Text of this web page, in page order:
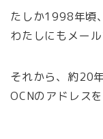
たしか1998年頃、
わたしにもメー
それから、約20
OCNのアドレス